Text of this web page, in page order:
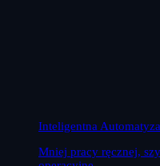
Inteligentna
Mniej pracy ręcznej,